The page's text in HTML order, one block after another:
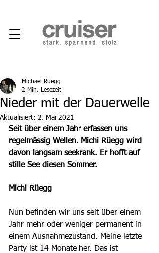
Nieder mit der Dauerwelle
Michael Rüegg
2 Min. Lesezeit
Aktualisiert: 2. Mai 2021
Seit über einem Jahr erfassen uns
regelmässig Wellen. Michi Rüegg wird
davon langsam seekrank. Er hofft auf
stille See diesen Sommer.
Michi Rüegg
Nun befinden wir uns seit über einem
Jahr mehr oder weniger permanent in
einem Ausnahmezustand. Meine letzte
Party ist 14 Monate her. Das ist